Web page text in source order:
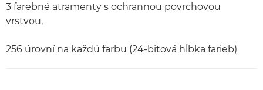
3 farebné atramenty s ochrannou povrchovou
vrstvou,
256 úrovní na každú farbu (24-bitová hĺbka farieb)